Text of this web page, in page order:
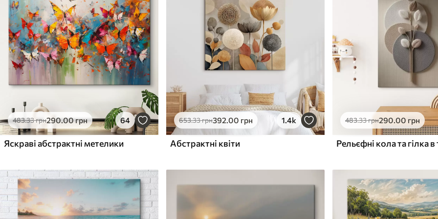
✓Безпечне чорнило без запаху
✗
Поверхня з текстурою
полотна
✗Екологічний матеріал
✓ Безпечне чорнило без запаху
✓
Поверхня з текстурою
✗ Екологічний матеріал
✓Безпечне чорнило без запаху
✓
Поверхня з текстурою
полотна
✓Екологічний матеріал
483.33грн290.00грн 64
Яскраві абстрактні метелики
653.33грн392.00 грн 1.4k
Абстрактні квіти
483.33грн290.00 грн